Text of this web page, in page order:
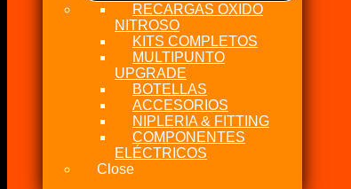
RECARGAS OXIDO
NITROSO
KITS COMPLETOS
MULTIPUNTO
UPGRADE
BOTELLAS
ACCESORIOS
NIPLERIA & FITTING
COMPONENTES
ELÉCTRICOS
Close